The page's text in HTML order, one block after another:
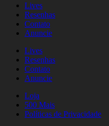
Lives
Resenhas
Contato
Anuncie
Lives
Resenhas
Contato
Anuncie
Loja
500 Mais
Políticas de Privacidade